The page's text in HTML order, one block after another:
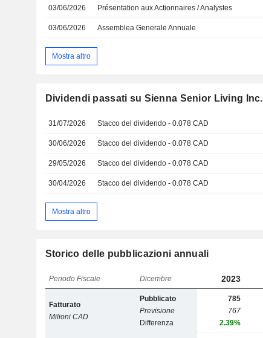
03/06/2026 Présentation aux Actionnaires / Analystes
03/06/2026 Assemblea Generale Annuale
Mostra altro
Dividendi passati su Sienna Senior Living Inc.
31/07/2026 Stacco del dividendo - 0.078 CAD
30/06/2026 Stacco del dividendo - 0.078 CAD
29/05/2026 Stacco del dividendo - 0.078 CAD
30/04/2026 Stacco del dividendo - 0.078 CAD
Mostra altro
Storico delle pubblicazioni annuali
Periodo Fiscale Dicembre 2023
Fatturato
Milioni CAD
Pubblicato
Previsione
Differenza
785
767
2.39%